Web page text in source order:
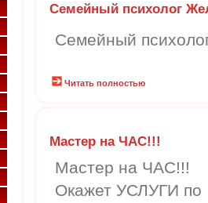
Семейный психолог
Семейный
Читать полностью
Мастер на ЧАС!!!
Мастер на ЧАС!!!
Окажет УСЛУГИ по